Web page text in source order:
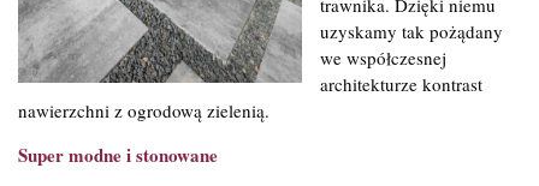
trawnika. Dzięki niemu
uzyskamy tak pożądany
we współczesnej
architekturze kontrast
nawierzchni z ogrodową zielenią.
Super modne i stonowane